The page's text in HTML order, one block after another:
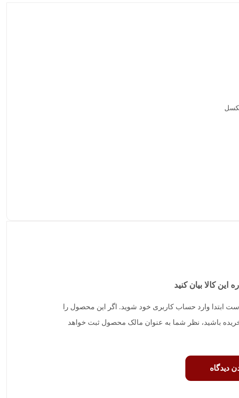
این کالا بیان کنید
ابتدا وارد حساب کاربری خود شوید. اگر این محصول را
خریده باشید، نظر شما به عنوان مالک محصول ثبت خواهد
دیدگاه